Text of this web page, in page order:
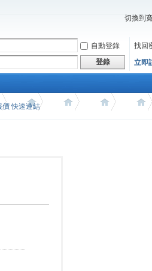
切換到
自動登錄
找回
登錄 立即
價 快速連結